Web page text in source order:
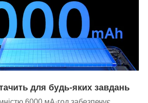
для будь-яких завдань